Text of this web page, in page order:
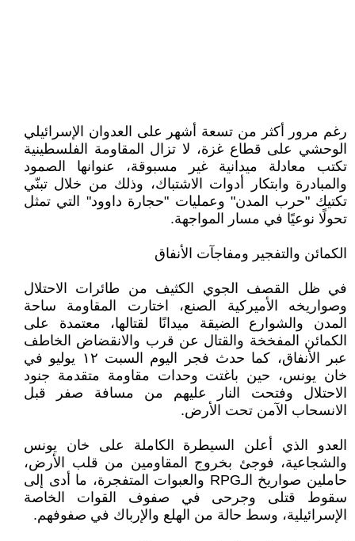
رغم مرور أكثر من تسعة أشهر على العدوان الإسرائيلي
الوحشي على قطاع غزة، لا تزال المقاومة الفلسطينية
تكتب معادلة ميدانية غير مسبوقة، عنوانها الصمود
والمبادرة وابتكار أدوات الاشتباك، وذلك من خلال تبنّي
تكتيك "حرب المدن" وعمليات "حجارة داوود" التي تمثل
تحولًا نوعيًا في مسار المواجهة.
الكمائن والتفجير ومفاجآت الأنفاق
في ظل القصف الجوي الكثيف من طائرات الاحتلال
وصواريخه الأميركية الصنع، اختارت المقاومة ساحة
المدن والشوارع الضيقة ميدانًا لقتالها، معتمدة على
الكمائن المفخخة والقتال عن قرب والانقضاض الخاطف
عبر الأنفاق، كما حدث فجر اليوم السبت ١٢ يوليو في
خان يونس، حين باغتت وحدات مقاومة متقدمة جنود
الاحتلال وفتحت النار عليهم من مسافة صفر قبل
الانسحاب الآمن تحت الأرض.
العدو الذي أعلن السيطرة الكاملة على خان يونس
والشجاعية، فوجئ بخروج المقاومين من قلب الأرض،
حاملين صواريخ الـRPG والعبوات المتفجرة، ما أدى إلى
سقوط قتلى وجرحى في صفوف القوات الخاصة
الإسرائيلية، وسط حالة من الهلع والإرباك في صفوفهم.